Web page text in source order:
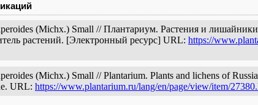
(Michx.) Small // Плантариум. Растения и
растений. [Электронный ресурс] URL: https://
(Michx.) Small // Plantarium. Plants and lichens of
URL: https://www.plantarium.ru/lang/en/page/view/item/